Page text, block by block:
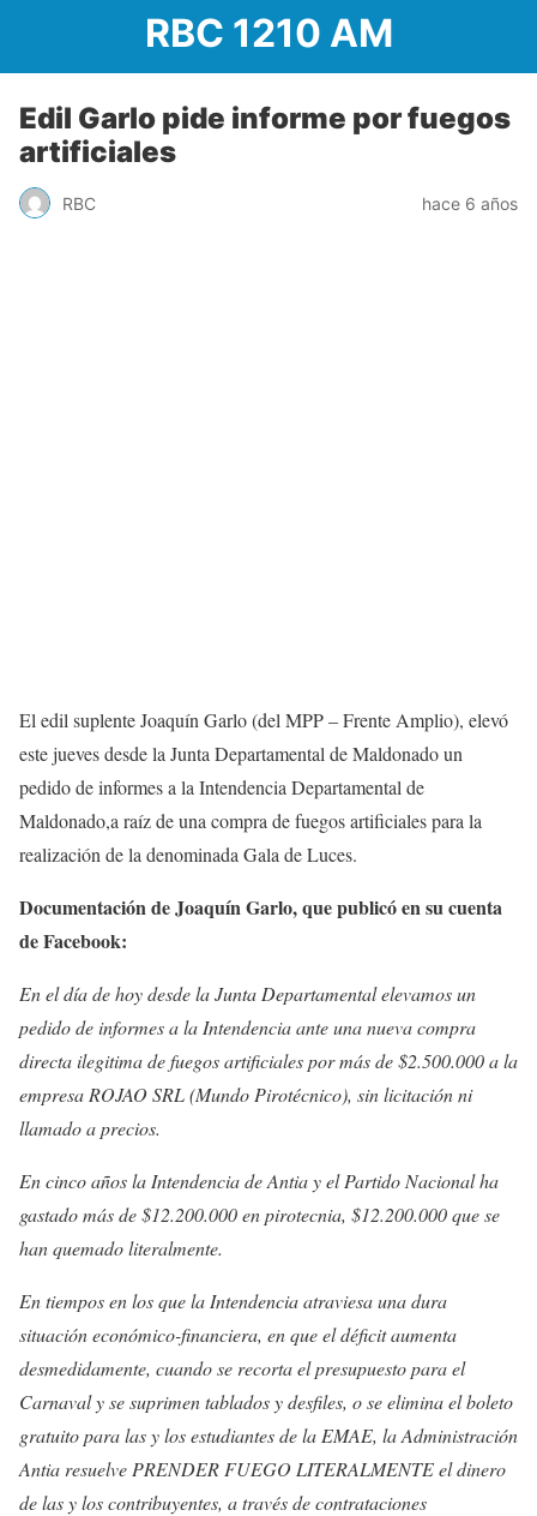
RBC 1210 AM
Edil Garlo pide informe por fuegos
artificiales
RBC hace 6 años
El edil suplente Joaquín Garlo (del MPP – Frente Amplio), elevó
este jueves desde la Junta Departamental de Maldonado un
pedido de informes a la Intendencia Departamental de
Maldonado,a raíz de una compra de fuegos artificiales para la
realización de la denominada Gala de Luces.
Documentación de Joaquín Garlo, que publicó en su cuenta
de Facebook:
En el día de hoy desde la Junta Departamental elevamos un
pedido de informes a la Intendencia ante una nueva compra
directa ilegitima de fuegos artificiales por más de $2.500.000 a la
empresa ROJAO SRL (Mundo Pirotécnico), sin licitación ni
llamado a precios.
En cinco años la Intendencia de Antia y el Partido Nacional ha
gastado más de $12.200.000 en pirotecnia, $12.200.000 que se
han quemado literalmente.
En tiempos en los que la Intendencia atraviesa una dura
situación económico-financiera, en que el déficit aumenta
desmedidamente, cuando se recorta el presupuesto para el
Carnaval y se suprimen tablados y desfiles, o se elimina el boleto
gratuito para las y los estudiantes de la EMAE, la Administración
Antia resuelve PRENDER FUEGO LITERALMENTE el dinero
de las y los contribuyentes, a través de contrataciones